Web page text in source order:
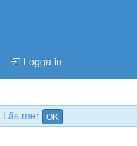
Läs mer OK
Logga in